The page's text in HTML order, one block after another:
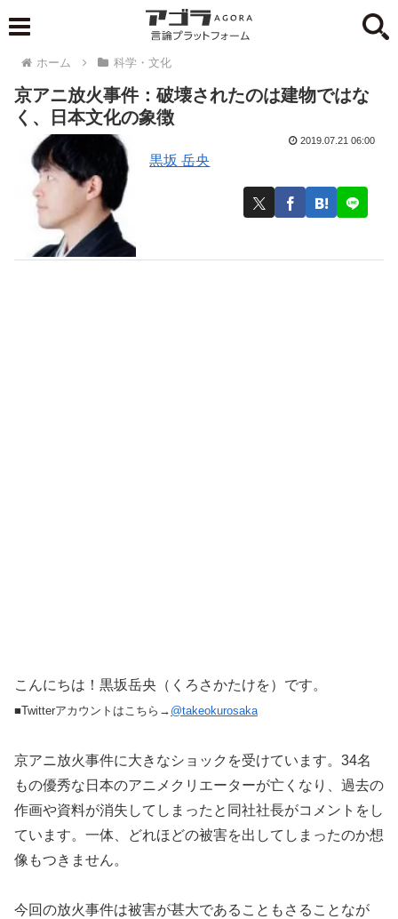
ホーム 科学・文化
京アニ放火事件：破壊されたのは建物ではな
く、日本文化の象徴
黒坂 岳央
2019.07.21 06:00
こんにちは！黒坂岳央（くろさかたけを）です。
■Twitterアカウントはこちら→ @takeokurosaka
京アニ放火事件に大きなショックを受けています。34名
もの優秀な日本のアニメクリエーターが亡くなり、過去の
作画や資料が消失してしまったと同社社長がコメントをし
ています。一体、どれほどの被害を出してしまったのか想
像もつきません。
今回の放火事件は被害が甚大であることもさることなが